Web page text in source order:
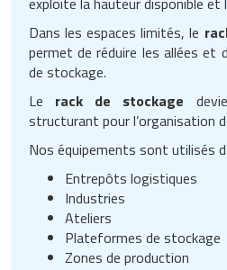
Dans les espaces limités, le
permet de réduire les allées et
de stockage.
Le rack de stockage
structurant pour l’organisation
Nos équipements sont utilisés
Entrepôts logistiques
Industries
Ateliers
Plateformes de stockage
Zones de production